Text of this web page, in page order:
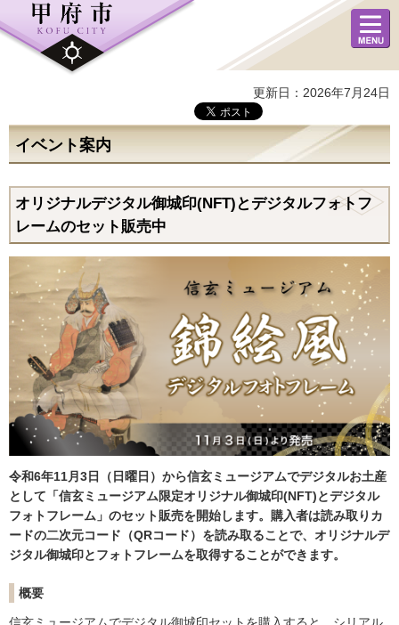
メニュ
ー
更新日：2026年7月24日
イベント案内
オリジナルデジタル御城印(NFT)とデジタルフォトフ
レームのセット販売中
令和6年11月3日（日曜日）から信玄ミュージアムでデジタルお土産
として「信玄ミュージアム限定オリジナル御城印(NFT)とデジタル
フォトフレーム」のセット販売を開始します。購入者は読み取りカ
ードの二次元コード（QRコード）を読み取ることで、オリジナルデ
ジタル御城印とフォトフレームを取得することができます。
概要
信玄ミュージアムでデジタル御城印セットを購入すると、シリアル